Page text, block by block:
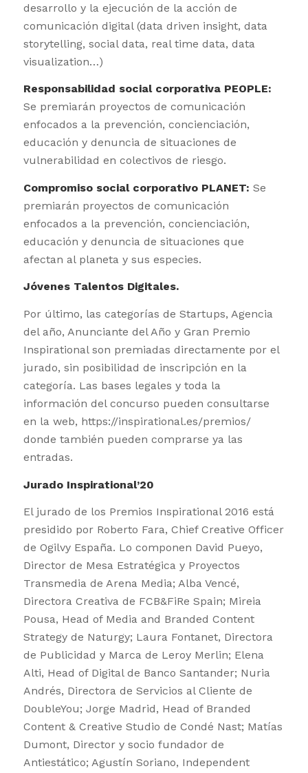
desarrollo y la ejecución de la acción de
comunicación digital (data driven insight, data
storytelling, social data, real time data, data
visualization…)
Responsabilidad social corporativa PEOPLE:
Se premiarán proyectos de comunicación
enfocados a la prevención, concienciación,
educación y denuncia de situaciones de
vulnerabilidad en colectivos de riesgo.
Compromiso social corporativo PLANET: Se
premiarán proyectos de comunicación
enfocados a la prevención, concienciación,
educación y denuncia de situaciones que
afectan al planeta y sus especies.
Jóvenes Talentos Digitales.
Por último, las categorías de Startups, Agencia
del año, Anunciante del Año y Gran Premio
Inspirational son premiadas directamente por el
jurado, sin posibilidad de inscripción en la
categoría. Las bases legales y toda la
información del concurso pueden consultarse
en la web, https://inspirational.es/premios/
donde también pueden comprarse ya las
entradas.
Jurado Inspirational’20
El jurado de los Premios Inspirational 2016 está
presidido por Roberto Fara, Chief Creative Officer
de Ogilvy España. Lo componen David Pueyo,
Director de Mesa Estratégica y Proyectos
Transmedia de Arena Media; Alba Vencé,
Directora Creativa de FCB&FiRe Spain; Mireia
Pousa, Head of Media and Branded Content
Strategy de Naturgy; Laura Fontanet, Directora
de Publicidad y Marca de Leroy Merlin; Elena
Alti, Head of Digital de Banco Santander; Nuria
Andrés, Directora de Servicios al Cliente de
DoubleYou; Jorge Madrid, Head of Branded
Content & Creative Studio de Condé Nast; Matías
Dumont, Director y socio fundador de
Antiestático; Agustín Soriano, Independent